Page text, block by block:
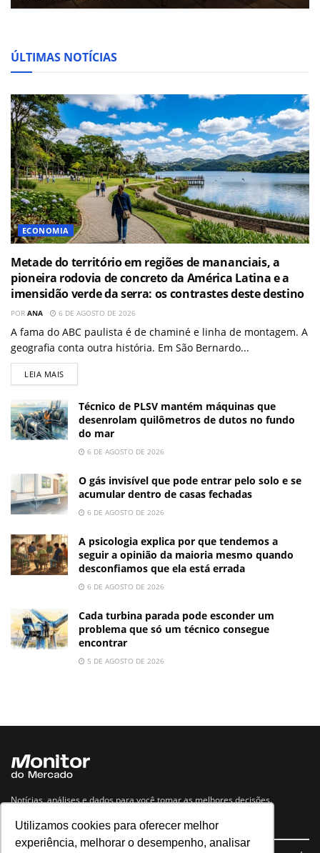
Utilizamos cookies para oferecer melhor
experiência, melhorar o desempenho, analisar
ÚLTIMAS NOTÍCIAS
ECONOMIA
Metade do território em regiões de mananciais, a
pioneira rodovia de concreto da América Latina e a
imensidão verde da serra: os contrastes deste destino
POR ANA 6 DE AGOSTO DE 2026
A fama do ABC paulista é de chaminé e linha de montagem. A
geografia conta outra história. Em São Bernardo...
LEIA MAIS
Técnico de PLSV mantém máquinas que
desenrolam quilômetros de dutos no fundo
do mar
6 DE AGOSTO DE 2026
O gás invisível que pode entrar pelo solo e se
acumular dentro de casas fechadas
6 DE AGOSTO DE 2026
A psicologia explica por que tendemos a
seguir a opinião da maioria mesmo quando
desconfiamos que ela está errada
6 DE AGOSTO DE 2026
Cada turbina parada pode esconder um
problema que só um técnico consegue
encontrar
5 DE AGOSTO DE 2026
Notícias, análises e dados para você tomar as melhores decisões.
Navegue no site